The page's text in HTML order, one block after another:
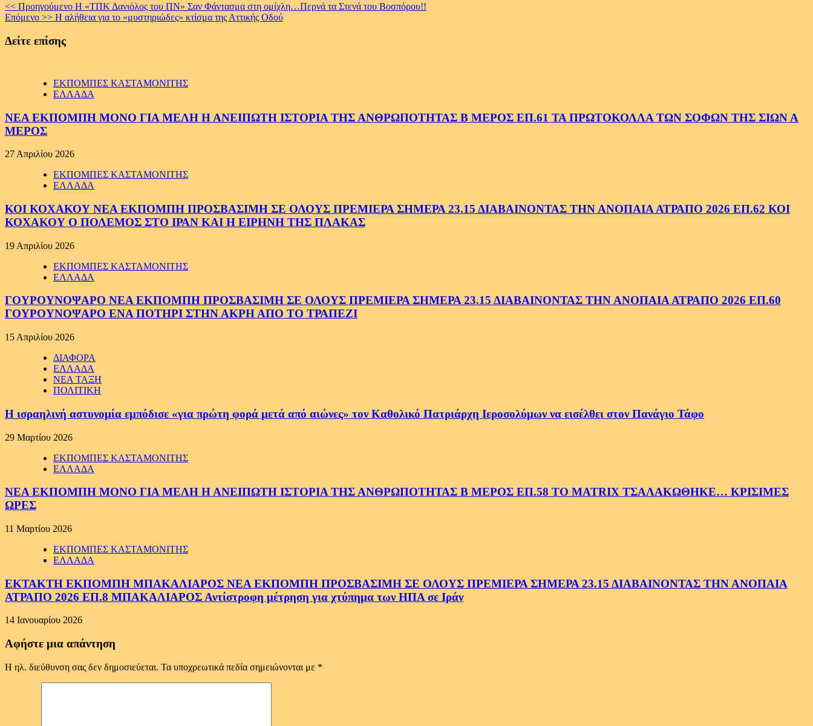
Continue
Reading
<< Προηγούμενο H «ΤΠΚ Δανιόλος του ΠΝ» Σαν Φάντασμα στη ομίχλη…Περνά τα Στενά του Βοσπόρου!!
Επόμενο >> Η αλήθεια για το «μυστηριώδες» κτίσμα της Αττικής Οδού
Δείτε επίσης
ΕΚΠΟΜΠΕΣ ΚΑΣΤΑΜΟΝΙΤΗΣ
ΕΛΛΑΔΑ
ΝΕΑ ΕΚΠΟΜΠΗ ΜΟΝΟ ΓΙΑ ΜΕΛΗ Η ΑΝΕΙΠΩΤΗ ΙΣΤΟΡΙΑ ΤΗΣ ΑΝΘΡΩΠΟΤΗΤΑΣ Β ΜΕΡΟΣ ΕΠ.61 ΤΑ ΠΡΩΤΟΚΟΛΛΑ ΤΩΝ ΣΟΦΩΝ ΤΗΣ ΣΙΩΝ Α
ΜΕΡΟΣ
27 Απριλίου 2026
ΕΚΠΟΜΠΕΣ ΚΑΣΤΑΜΟΝΙΤΗΣ
ΕΛΛΑΔΑ
ΚΟΙ ΚΟΧΑΚΟΥ ΝΕΑ ΕΚΠΟΜΠΗ ΠΡΟΣΒΑΣΙΜΗ ΣΕ ΟΛΟΥΣ ΠΡΕΜΙΕΡΑ ΣΗΜΕΡΑ 23.15 ΔΙΑΒΑΙΝΟΝΤΑΣ ΤΗΝ ΑΝΟΠΑΙΑ ΑΤΡΑΠΟ 2026 ΕΠ.62 ΚΟΙ
ΚΟΧΑΚΟΥ Ο ΠΟΛΕΜΟΣ ΣΤΟ ΙΡΑΝ ΚΑΙ Η ΕΙΡΗΝΗ ΤΗΣ ΠΛΑΚΑΣ
19 Απριλίου 2026
ΕΚΠΟΜΠΕΣ ΚΑΣΤΑΜΟΝΙΤΗΣ
ΕΛΛΑΔΑ
ΓΟΥΡΟΥΝΟΨΑΡΟ ΝΕΑ ΕΚΠΟΜΠΗ ΠΡΟΣΒΑΣΙΜΗ ΣΕ ΟΛΟΥΣ ΠΡΕΜΙΕΡΑ ΣΗΜΕΡΑ 23.15 ΔΙΑΒΑΙΝΟΝΤΑΣ ΤΗΝ ΑΝΟΠΑΙΑ ΑΤΡΑΠΟ 2026 ΕΠ.60
ΓΟΥΡΟΥΝΟΨΑΡΟ ΕΝΑ ΠΟΤΗΡΙ ΣΤΗΝ ΑΚΡΗ ΑΠΟ ΤΟ ΤΡΑΠΕΖΙ
15 Απριλίου 2026
ΔΙΑΦΟΡΑ
ΕΛΛΑΔΑ
ΝΕΑ ΤΑΞΗ
ΠΟΛΙΤΙΚΗ
Η ισραηλινή αστυνομία εμπόδισε «για πρώτη φορά μετά από αιώνες» τον Καθολικό Πατριάρχη Ιεροσολύμων να εισέλθει στον Πανάγιο Τάφο
29 Μαρτίου 2026
ΕΚΠΟΜΠΕΣ ΚΑΣΤΑΜΟΝΙΤΗΣ
ΕΛΛΑΔΑ
ΝΕΑ ΕΚΠΟΜΠΗ ΜΟΝΟ ΓΙΑ ΜΕΛΗ Η ΑΝΕΙΠΩΤΗ ΙΣΤΟΡΙΑ ΤΗΣ ΑΝΘΡΩΠΟΤΗΤΑΣ Β ΜΕΡΟΣ ΕΠ.58 ΤΟ MATRIX ΤΣΑΛΑΚΩΘΗΚΕ… ΚΡΙΣΙΜΕΣ
ΩΡΕΣ
11 Μαρτίου 2026
ΕΚΠΟΜΠΕΣ ΚΑΣΤΑΜΟΝΙΤΗΣ
ΕΛΛΑΔΑ
ΕΚΤΑΚΤΗ ΕΚΠΟΜΠΗ ΜΠΑΚΑΛΙΑΡΟΣ ΝΕΑ ΕΚΠΟΜΠΗ ΠΡΟΣΒΑΣΙΜΗ ΣΕ ΟΛΟΥΣ ΠΡΕΜΙΕΡΑ ΣΗΜΕΡΑ 23.15 ΔΙΑΒΑΙΝΟΝΤΑΣ ΤΗΝ ΑΝΟΠΑΙΑ
ΑΤΡΑΠΟ 2026 ΕΠ.8 ΜΠΑΚΑΛΙΑΡΟΣ Αντίστροφη μέτρηση για χτύπημα των ΗΠΑ σε Ιράν
14 Ιανουαρίου 2026
Αφήστε μια απάντηση
Η ηλ. διεύθυνση σας δεν δημοσιεύεται. Τα υποχρεωτικά πεδία σημειώνονται με *